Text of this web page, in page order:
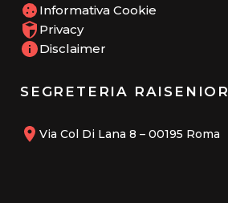
Informativa Cookie
Privacy
Disclaimer
SEGRETERIA RAISENIOR
Via Col Di Lana 8 – 00195 Roma